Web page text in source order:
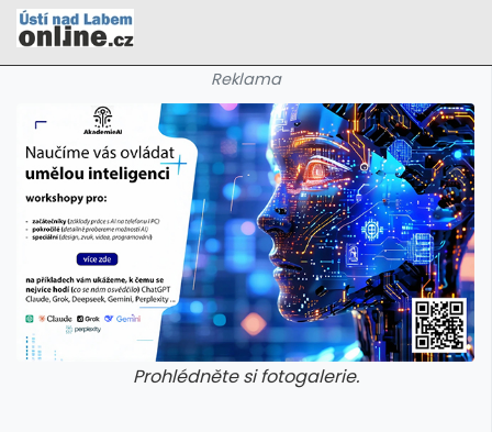
Reklama
Prohlédněte si fotogalerie.